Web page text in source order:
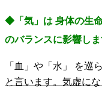
◆「気」は 身体の生
のバランスに影響しま
「血」や「水」 を巡
と言います。気虚に